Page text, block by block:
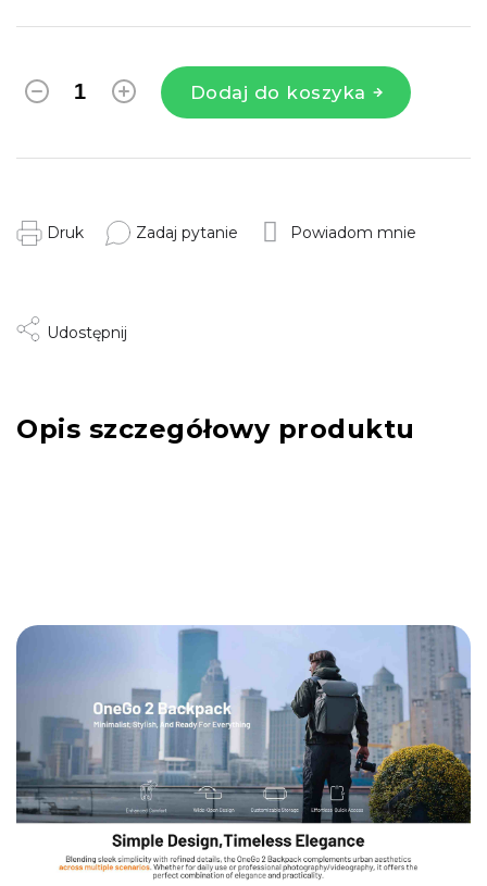
Dodaj do koszyka
Druk Zadaj pytanie Powiadom mnie
Udostępnij
Opis szczegółowy produktu